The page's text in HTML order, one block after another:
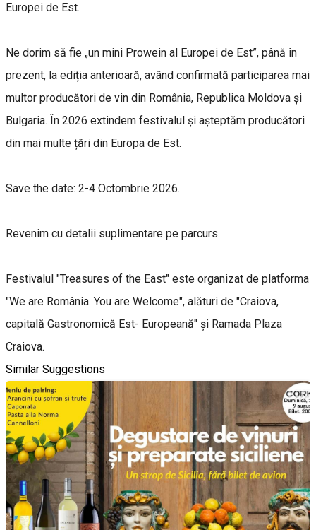
Europei de Est.
Ne dorim să fie „un mini Prowein al Europei de Est”, până în
prezent, la ediția anterioară, având confirmată participarea mai
multor producători de vin din România, Republica Moldova și
Bulgaria. În 2026 extindem festivalul și așteptăm producători
din mai multe țări din Europa de Est.
Save the date: 2-4 Octombrie 2026.
Revenim cu detalii suplimentare pe parcurs.
Festivalul "Treasures of the East" este organizat de platforma
"We are România. You are Welcome", alături de "Craiova,
capitală Gastronomică Est- Europeană" și Ramada Plaza
Craiova.
Similar Suggestions